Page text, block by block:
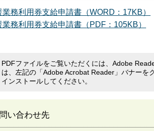
務利用券支給申請書（WORD：17KB）
務利用券支給申請書（PDF：105KB）
PDFファイルをご覧いただくには、Adobe
は、左記の「Adobe Acrobat Reader」バナーを
インストールしてください。
い合わせ先